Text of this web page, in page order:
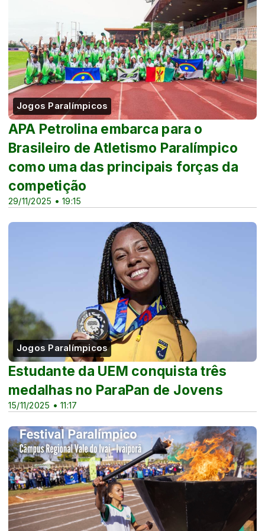
Jogos Paralímpicos
29/11/2025 • 19:15
APA Petrolina embarca para o
Brasileiro de Atletismo Paralímpico
como uma das principais forças da
competição
Jogos Paralímpicos
15/11/2025 • 11:17
Estudante da UEM conquista três
medalhas no ParaPan de Jovens